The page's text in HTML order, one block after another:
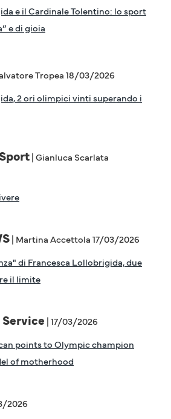
e il Cardinale Tolentino: lo sport
e di gioia
Tropea 18/03/2026
2 ori olimpici vinti superando i
| Gianluca Scarlata
| Martina Accettola 17/03/2026
di Francesca Lollobrigida, due
il limite
| 17/03/2026
points to Olympic champion
of motherhood
2026